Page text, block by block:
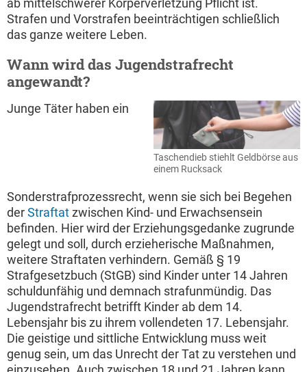
ab mittelschwerer Körperverletzung Pflicht ist.
Strafen und Vorstrafen beeinträchtigen schließlich
das ganze weitere Leben.
Wann wird das Jugendstrafrecht
angewandt?
Taschendieb stiehlt Geldbörse aus
einem Rucksack
Junge Täter haben ein
Sonderstrafprozessrecht, wenn sie sich bei Begehen
derStraftatzwischen Kind- und Erwachsensein
befinden. Hier wird der Erziehungsgedanke zugrunde
gelegt und soll, durch erzieherische Maßnahmen,
weitere Straftaten verhindern. Gemäß § 19
Strafgesetzbuch (StGB) sind Kinder unter 14 Jahren
schuldunfähig und demnach strafunmündig. Das
Jugendstrafrecht betrifft Kinder ab dem 14.
Lebensjahr bis zu ihrem vollendeten 17. Lebensjahr.
Die geistige und sittliche Entwicklung muss weit
genug sein, um das Unrecht der Tat zu verstehen und